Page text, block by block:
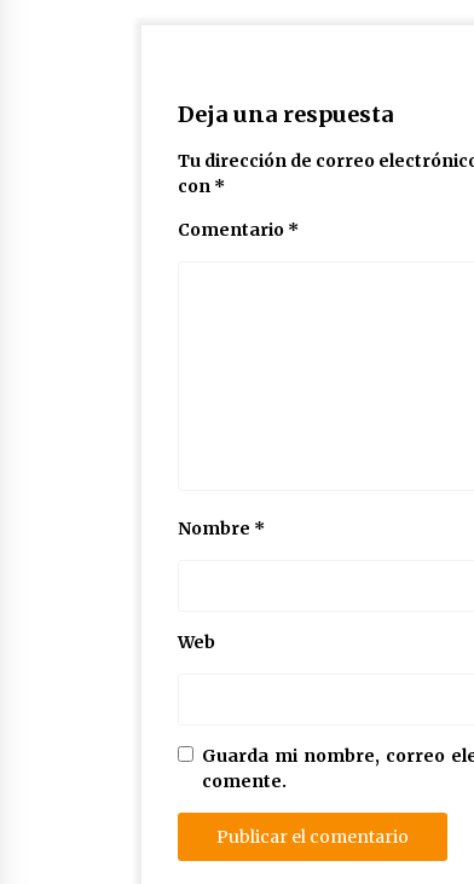
Deja una respuesta
Tu dirección de correo
con *
Comentario *
Nombre *
Web
Guarda mi nombre, correo
comente.